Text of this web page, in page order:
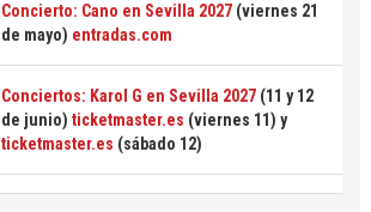
Concierto: Cano en Sevilla 2027 (viernes 21
de mayo) entradas.com
Conciertos: Karol G en Sevilla 2027 (11 y 12
de junio) ticketmaster.es (viernes 11) y
ticketmaster.es (sábado 12)